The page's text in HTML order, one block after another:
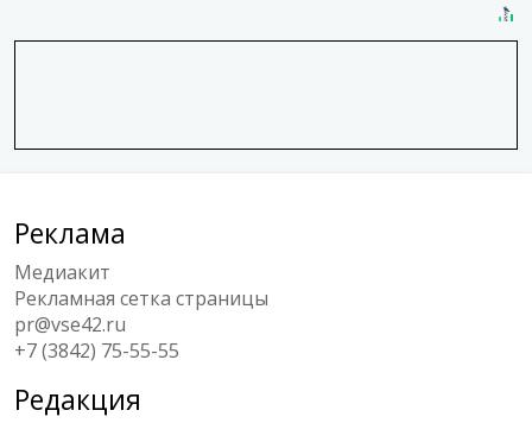
Реклама
Медиакит
Рекламная сетка страницы
pr@vse42.ru
+7 (3842) 75-55-55
Редакция